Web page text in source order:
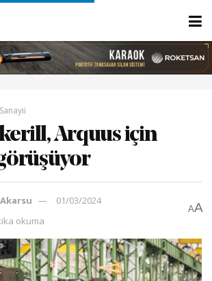
Arquus için
01/03/2024
okuma
AA